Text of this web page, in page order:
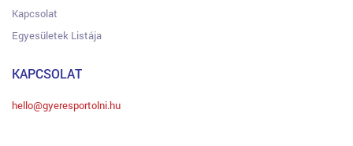
Kapcsolat
Egyesületek Listája
KAPCSOLAT
hello@gyeresportolni.hu